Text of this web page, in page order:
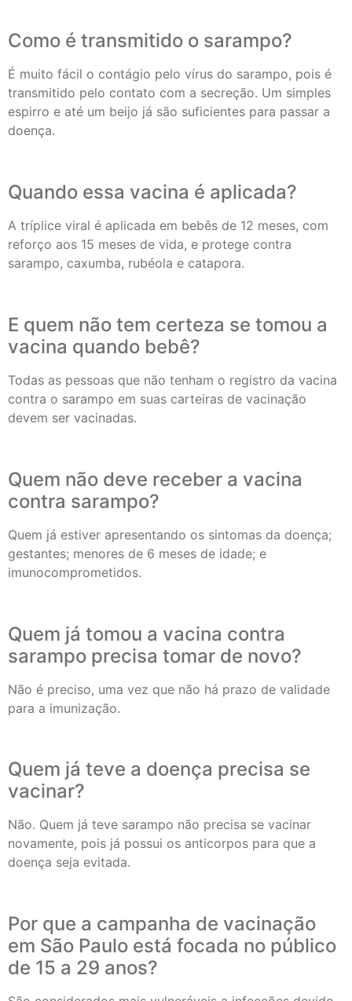
Como é transmitido o sarampo?
É muito fácil o contágio pelo vírus do sarampo, pois é
transmitido pelo contato com a secreção. Um simples
espirro e até um beijo já são suficientes para passar a
doença.
Quando essa vacina é aplicada?
A tríplice viral é aplicada em bebês de 12 meses, com
reforço aos 15 meses de vida, e protege contra
sarampo, caxumba, rubéola e catapora.
E quem não tem certeza se tomou a
vacina quando bebê?
Todas as pessoas que não tenham o registro da vacina
contra o sarampo em suas carteiras de vacinação
devem ser vacinadas.
Quem não deve receber a vacina
contra sarampo?
Quem já estiver apresentando os sintomas da doença;
gestantes; menores de 6 meses de idade; e
imunocomprometidos.
Quem já tomou a vacina contra
sarampo precisa tomar de novo?
Não é preciso, uma vez que não há prazo de validade
para a imunização.
Quem já teve a doença precisa se
vacinar?
Não. Quem já teve sarampo não precisa se vacinar
novamente, pois já possui os anticorpos para que a
doença seja evitada.
Por que a campanha de vacinação
em São Paulo está focada no público
de 15 a 29 anos?